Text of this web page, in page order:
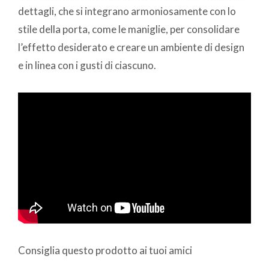
dettagli, che si integrano armoniosamente con lo
stile della porta, come le maniglie, per consolidare
l’effetto desiderato e creare un ambiente di design
e in linea con i gusti di ciascuno.
Consiglia questo prodotto ai tuoi amici